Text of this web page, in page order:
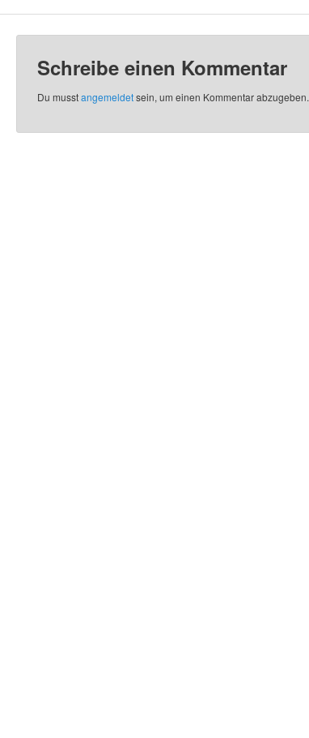
Schreibe einen Kommentar
Du musstangemeldetsein, um einen Kommentar abzugeben.